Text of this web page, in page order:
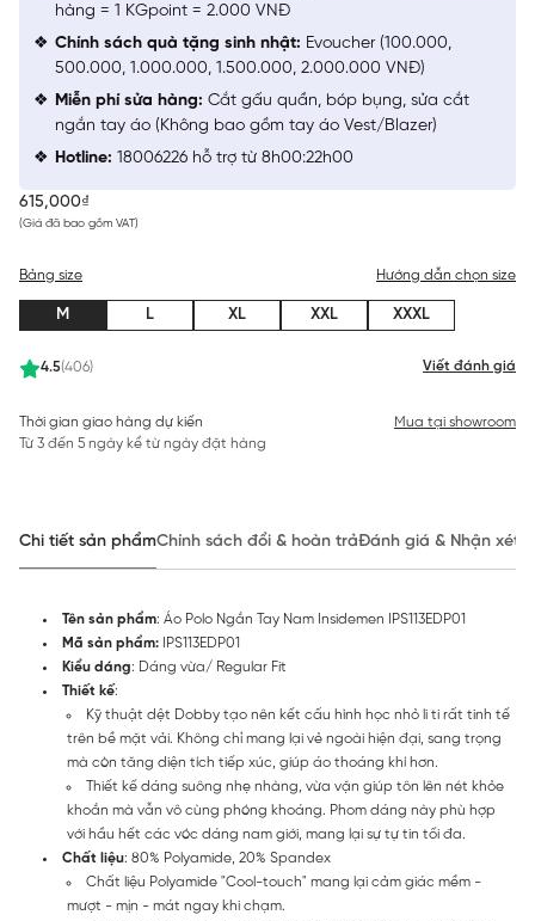
615,000₫
(Giá đã bao gồm VAT)
4.5(406) Viết đánh giá
Bảng size Hướng dẫn chọn size
M L XL XXL XXXL
Thời gian giao hàng dự kiến
Từ 3 đến 5 ngày kể từ ngày đặt hàng
Mua tại showroom
hàng = 1 KGpoint = 2.000 VNĐ
Chính sách quà tặng sinh nhật: Evoucher (100.000,
500.000, 1.000.000, 1.500.000, 2.000.000 VNĐ)
Miễn phí sửa hàng: Cắt gấu quần, bóp bụng, sửa cắt
ngắn tay áo (Không bao gồm tay áo Vest/Blazer)
Hotline: 18006226 hỗ trợ từ 8h00:22h00
Chi tiết sản phẩmChính sách đổi & hoàn trảĐánh giá & Nhận xét
Tên sản phẩm: Áo Polo Ngắn Tay Nam Insidemen IPS113EDP01
Mã sản phẩm: IPS113EDP01
Kiểu dáng: Dáng vừa/ Regular Fit
Thiết kế:
Kỹ thuật dệt Dobby tạo nên kết cấu hình học nhỏ li ti rất tinh tế
trên bề mặt vải. Không chỉ mang lại vẻ ngoài hiện đại, sang trọng
mà còn tăng diện tích tiếp xúc, giúp áo thoáng khí hơn.
Thiết kế dáng suông nhẹ nhàng, vừa vặn giúp tôn lên nét khỏe
khoắn mà vẫn vô cùng phóng khoáng. Phom dáng này phù hợp
với hầu hết các vóc dáng nam giới, mang lại sự tự tin tối đa.
Chất liệu: 80% Polyamide, 20% Spandex
Chất liệu Polyamide "Cool-touch" mang lại cảm giác mềm -
mượt - mịn - mát ngay khi chạm.